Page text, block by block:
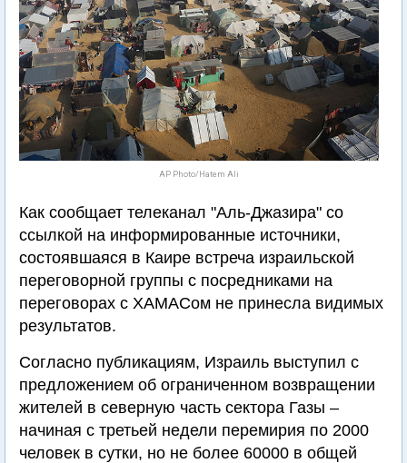
AP Photo/Hatem Ali
Как сообщает телеканал "Аль-Джазира" со
ссылкой на информированные источники,
состоявшаяся в Каире встреча израильской
переговорной группы с посредниками на
переговорах с ХАМАСом не принесла видимых
результатов.
Согласно публикациям, Израиль выступил с
предложением об ограниченном возвращении
жителей в северную часть сектора Газы –
начиная с третьей недели перемирия по 2000
человек в сутки, но не более 60000 в общей